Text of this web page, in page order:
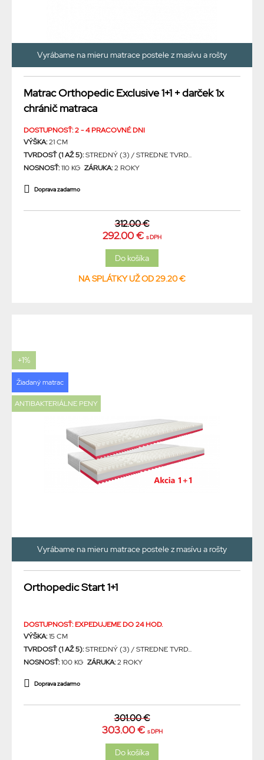
Vyrábame na mieru matrace postele z masívu a rošty
Matrac Orthopedic Exclusive 1+1 + darček 1x
chránič matraca
DOSTUPNOSŤ: 2 - 4 PRACOVNÉ DNI
VÝŠKA:21 CM
TVRDOSŤ (1 AŽ 5):STREDNÝ (3) / STREDNE TVRD...
NOSNOSŤ:110 KG ZÁRUKA:2 ROKY
Doprava zadarmo
312.00 €
292.00 € s DPH
NA SPLÁTKY UŽ OD 29.20 €
+1%
Žiadaný matrac
ANTIBAKTERIÁLNE PENY
Vyrábame na mieru matrace postele z masívu a rošty
Orthopedic Start 1+1
DOSTUPNOSŤ: EXPEDUJEME DO 24 HOD.
VÝŠKA:15 CM
TVRDOSŤ (1 AŽ 5):STREDNÝ (3) / STREDNE TVRD...
NOSNOSŤ:100 KG ZÁRUKA:2 ROKY
Doprava zadarmo
301.00 €
303.00 € s DPH